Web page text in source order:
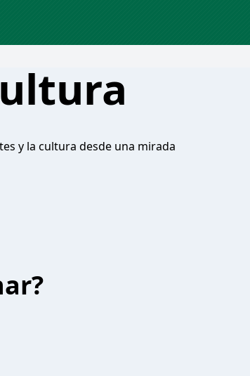
y la cultura desde una mirada